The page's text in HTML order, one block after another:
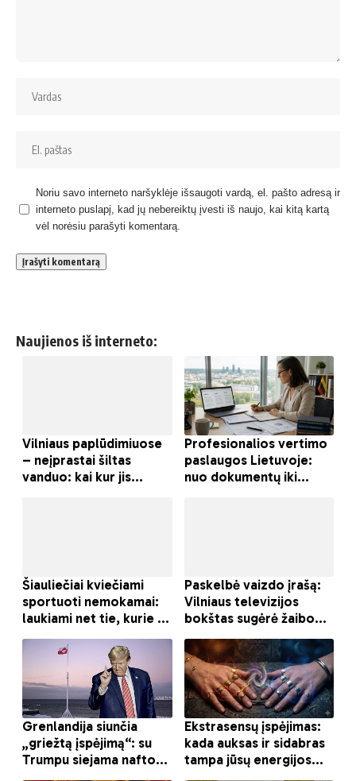
Noriu savo interneto naršyklėje išsaugoti vardą, el. pašto adresą ir
interneto puslapį, kad jų nebereiktų įvesti iš naujo, kai kitą kartą
vėl norėsiu parašyti komentarą.
Naujienos iš interneto: